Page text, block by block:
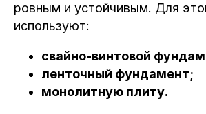
ровным и устойчивым. Для
используют:
свайно‑винтовой
ленточный фундамент;
монолитную плиту.